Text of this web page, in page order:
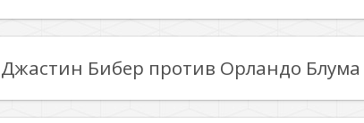
Джастин Бибер против Орландо Блума